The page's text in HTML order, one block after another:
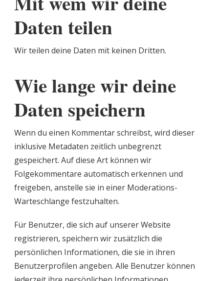
Daten teilen
Wir teilen deine Daten mit keinen Dritten.
Wie lange wir deine
Daten speichern
Wenn du einen Kommentar schreibst, wird dieser
inklusive Metadaten zeitlich unbegrenzt
gespeichert. Auf diese Art können wir
Folgekommentare automatisch erkennen und
freigeben, anstelle sie in einer Moderations-
Warteschlange festzuhalten.
Für Benutzer, die sich auf unserer Website
registrieren, speichern wir zusätzlich die
persönlichen Informationen, die sie in ihren
Benutzerprofilen angeben. Alle Benutzer können